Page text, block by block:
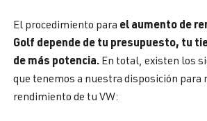
El procedimiento para el aumento de
Golf depende de tu presupuesto, tu
de más potencia. En total, existen los
que tenemos a nuestra disposición para
rendimiento de tu VW: